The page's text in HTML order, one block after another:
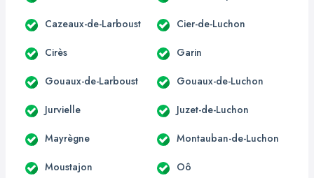
Cazeaux-de-Larboust Cier-de-Luchon
Cirès Garin
Gouaux-de-Larboust Gouaux-de-Luchon
Jurvielle Juzet-de-Luchon
Mayrègne Montauban-de-Luchon
Moustajon Oô